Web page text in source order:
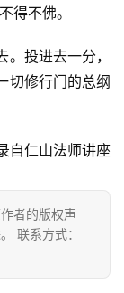
得不佛。
投进去一分，
切修行门的总纲
仁山法师讲座
者的版权声
联系方式：